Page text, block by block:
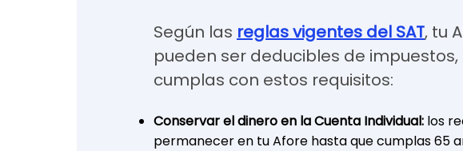
Según las reglas vigentes del SAT, tu
pueden ser deducibles de
cumplas con estos requisitos:
Conservar el dinero en la Cuenta Individual: los
permanecer en tu Afore hasta que cumplas 65